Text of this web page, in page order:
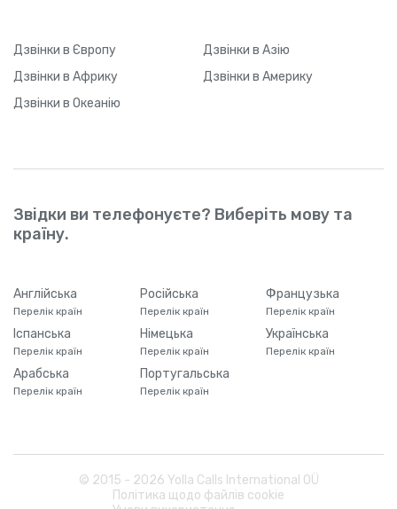
Дзвінки в Європу Дзвінки в Азію
Дзвінки в Африку Дзвінки в Америку
Дзвінки в Океанію
Звідки ви телефонуєте? Виберіть мову та
країну.
Англійська
Перелік країн
Російська
Перелік країн
Французька
Перелік країн
Іспанська
Перелік країн
Німецька
Перелік країн
Українська
Перелік країн
Арабська
Перелік країн
Португальська
Перелік країн
© 2015 - 2026 Yolla Calls International OÜ
Політика щодо файлів cookie